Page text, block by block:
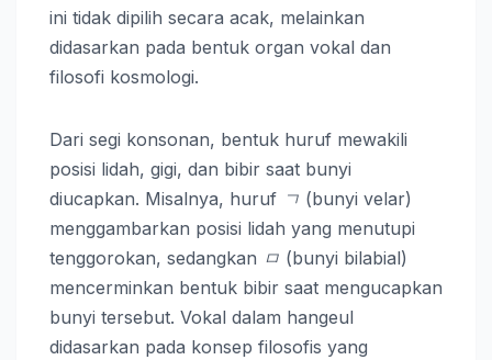
ini tidak dipilih secara acak, melainkan
didasarkan pada bentuk organ vokal dan
filosofi kosmologi.
Dari segi konsonan, bentuk huruf mewakili
posisi lidah, gigi, dan bibir saat bunyi
diucapkan. Misalnya, huruf ㄱ (bunyi velar)
menggambarkan posisi lidah yang menutupi
tenggorokan, sedangkan ㅁ (bunyi bilabial)
mencerminkan bentuk bibir saat mengucapkan
bunyi tersebut. Vokal dalam hangeul
didasarkan pada konsep filosofis yang